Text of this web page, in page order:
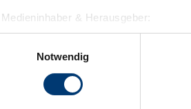
Medieninhaber & Herausgeber:
Zeller Bergbahnen Zillertal GmbH &
Rohr 23// A-6280 Zell am Ziller
www.zillertalarena.com
Notwendig